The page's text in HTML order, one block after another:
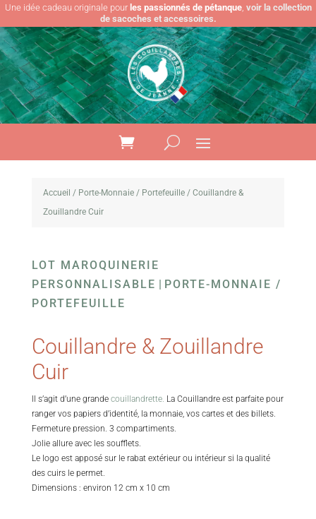
Une idée cadeau originale pour les passionnés de pétanque, voir la collection
de sacoches et accessoires.
Accueil / Porte-Monnaie / Portefeuille/ Couillandre &
Zouillandre Cuir
LOT MAROQUINERIE
PERSONNALISABLE | PORTE-MONNAIE /
PORTEFEUILLE
Couillandre & Zouillandre
Cuir
Il s’agit d’une grande couillandrette. La Couillandre est parfaite pour
ranger vos papiers d’identité, la monnaie, vos cartes et des billets.
Fermeture pression. 3 compartiments.
Jolie allure avec les soufflets.
Le logo est apposé sur le rabat extérieur ou intérieur si la qualité
des cuirs le permet.
Dimensions : environ 12 cm x 10 cm